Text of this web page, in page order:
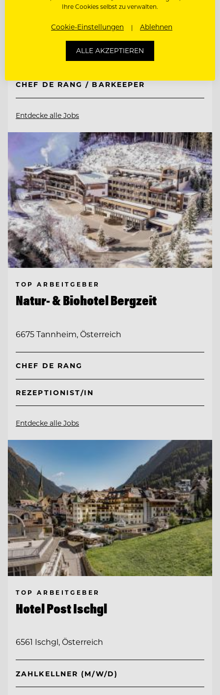
TOP ARBEITGEBER
Hotel AVIVA****s make friends
4170 St. Stefan-Afiesl, Österreich
CHEF DE RANG / BARKEEPER
Entdecke alle Jobs
TOP ARBEITGEBER
Natur- & Biohotel Bergzeit
6675 Tannheim, Österreich
CHEF DE RANG
REZEPTIONIST/IN
Entdecke alle Jobs
TOP ARBEITGEBER
Hotel Post Ischgl
6561 Ischgl, Österreich
ZAHLKELLNER (M/W/D)
Ihre Cookies selbst zu verwalten.
Cookie-Einstellungen Ablehnen
ALLE AKZEPTIEREN